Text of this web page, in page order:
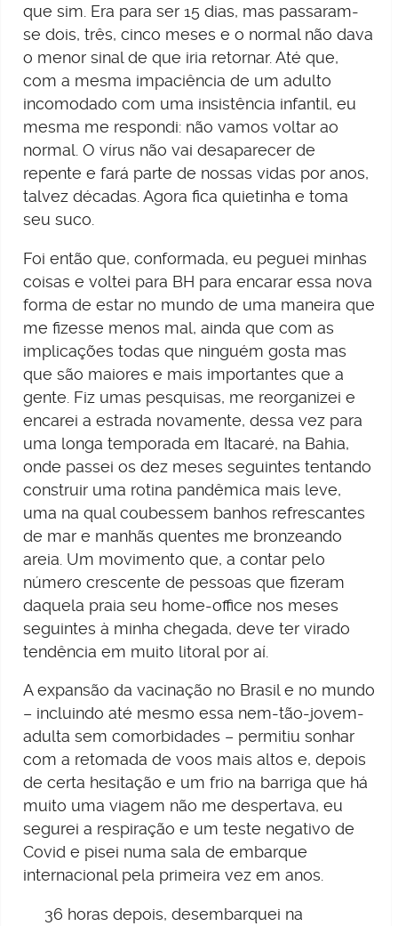
que sim. Era para ser 15 dias, mas passaram-
se dois, três, cinco meses e o normal não dava
o menor sinal de que iria retornar. Até que,
com a mesma impaciência de um adulto
incomodado com uma insistência infantil, eu
mesma me respondi: não vamos voltar ao
normal. O vírus não vai desaparecer de
repente e fará parte de nossas vidas por anos,
talvez décadas. Agora fica quietinha e toma
seu suco.
Foi então que, conformada, eu peguei minhas
coisas e voltei para BH para encarar essa nova
forma de estar no mundo de uma maneira que
me fizesse menos mal, ainda que com as
implicações todas que ninguém gosta mas
que são maiores e mais importantes que a
gente. Fiz umas pesquisas, me reorganizei e
encarei a estrada novamente, dessa vez para
uma longa temporada em Itacaré, na Bahia,
onde passei os dez meses seguintes tentando
construir uma rotina pandêmica mais leve,
uma na qual coubessem banhos refrescantes
de mar e manhãs quentes me bronzeando
areia. Um movimento que, a contar pelo
número crescente de pessoas que fizeram
daquela praia seu home-office nos meses
seguintes à minha chegada, deve ter virado
tendência em muito litoral por aí.
A expansão da vacinação no Brasil e no mundo
– incluindo até mesmo essa nem-tão-jovem-
adulta sem comorbidades – permitiu sonhar
com a retomada de voos mais altos e, depois
de certa hesitação e um frio na barriga que há
muito uma viagem não me despertava, eu
segurei a respiração e um teste negativo de
Covid e pisei numa sala de embarque
internacional pela primeira vez em anos.
36 horas depois, desembarquei na